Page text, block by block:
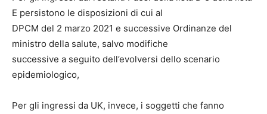
E persistono le disposizioni di cui al
DPCM del 2 marzo 2021 e successive Ordinanze del
ministro della salute, salvo modifiche
successive a seguito dell’evolversi dello scenario
epidemiologico,
Per gli ingressi da UK, invece, i soggetti che fanno